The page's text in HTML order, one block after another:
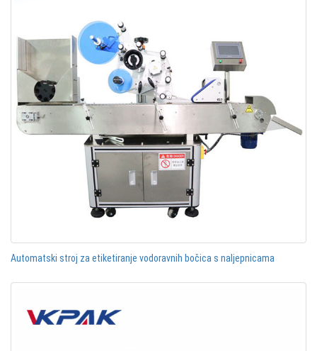
Automatski stroj za etiketiranje vodoravnih bočica s naljepnicama